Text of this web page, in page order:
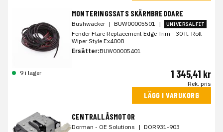
MONTERINGSSATS SKÄRMBREDDARE
Bushwacker | BUW00005501 | UNIVERSAL FIT
Fender Flare Replacement Edge Trim - 30 ft. Roll
Wiper Style Ex4008
Ersätter:BUW00005401
9 i lager 1 345,41 kr
Rek. pris
LÄGG I VARUKORG
CENTRALLÅSMOTOR
Dorman - OE Solutions | DOR931-903